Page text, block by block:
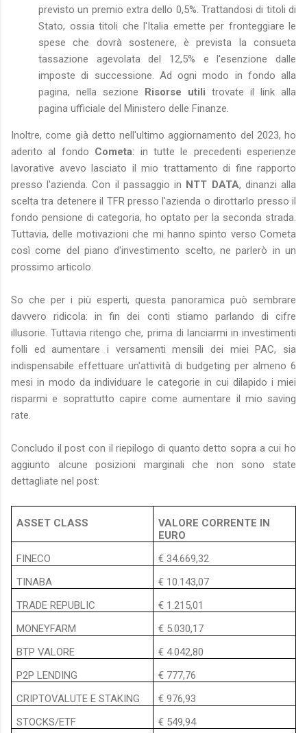
previsto un premio extra dello 0,5%. Trattandosi di titoli di
Stato, ossia titoli che l'Italia emette per fronteggiare le
spese che dovrà sostenere, è prevista la consueta
tassazione agevolata del 12,5% e l'esenzione dalle
imposte di successione. Ad ogni modo in fondo alla
pagina, nella sezione Risorse utili trovate il link alla
pagina ufficiale del Ministero delle Finanze.
Inoltre, come già detto nell'ultimo aggiornamento del 2023, ho
aderito al fondo Cometa: in tutte le precedenti esperienze
lavorative avevo lasciato il mio trattamento di fine rapporto
presso l'azienda. Con il passaggio in NTT DATA, dinanzi alla
scelta tra detenere il TFR presso l'azienda o dirottarlo presso il
fondo pensione di categoria, ho optato per la seconda strada.
Tuttavia, delle motivazioni che mi hanno spinto verso Cometa
così come del piano d'investimento scelto, ne parlerò in un
prossimo articolo.
So che per i più esperti, questa panoramica può sembrare
davvero ridicola: in fin dei conti stiamo parlando di cifre
illusorie. Tuttavia ritengo che, prima di lanciarmi in investimenti
folli ed aumentare i versamenti mensili dei miei PAC, sia
indispensabile effettuare un'attività di budgeting per almeno 6
mesi in modo da individuare le categorie in cui dilapido i miei
risparmi e soprattutto capire come aumentare il mio saving
rate.
Concludo il post con il riepilogo di quanto detto sopra a cui ho
aggiunto alcune posizioni marginali che non sono state
dettagliate nel post:
ASSET CLASS
VALORE CORRENTE IN
EURO
FINECO
€ 34.669,32
TINABA
€ 10.143,07
TRADE REPUBLIC
€ 1.215,01
MONEYFARM
€ 5.030,17
BTP VALORE
€ 4.042,80
P2P LENDING
€ 777,76
CRIPTOVALUTE E STAKING
€ 976,93
STOCKS/ETF
€ 549,94